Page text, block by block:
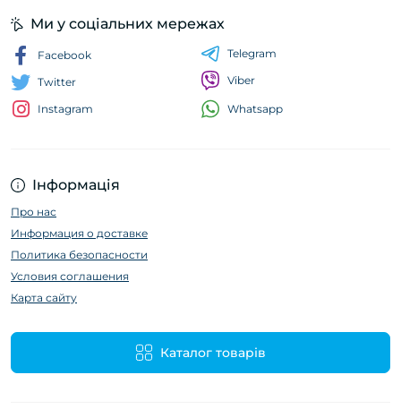
Інформація
Про нас
Информация о доставке
Политика безопасности
Условия соглашения
Карта сайту
Каталог товарів
Ми у соціальних мережах
Facebook
Twitter
Instagram
Telegram
Viber
Whatsapp